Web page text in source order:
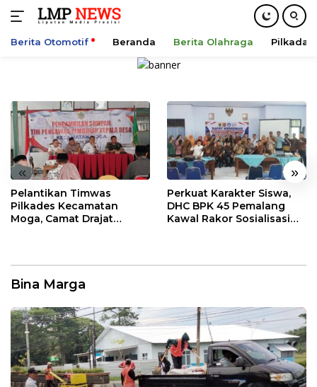
Berita Otomotif Beranda Berita Olahraga Pilkada
« »
Pelantikan Timwas
Pilkades Kecamatan
Moga, Camat Drajat
Perkuat Karakter Siswa,
DHC BPK 45 Pemalang
Kawal Rakor Sosialisasi
Bina Marga